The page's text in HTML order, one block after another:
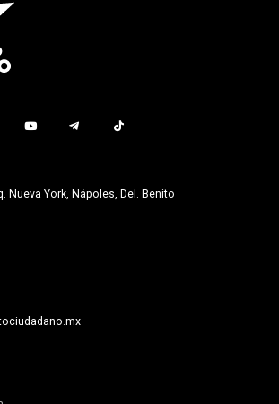
Nueva York, Nápoles, Del. Benito